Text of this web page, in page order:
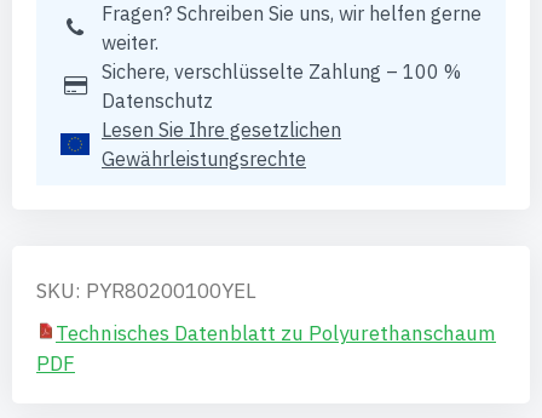
Fragen? Schreiben Sie uns, wir helfen gerne
weiter.
Sichere, verschlüsselte Zahlung – 100 %
Datenschutz
Lesen Sie Ihre gesetzlichen
Gewährleistungsrechte
SKU: PYR80200100YEL
Technisches Datenblatt zu Polyurethanschaum
PDF